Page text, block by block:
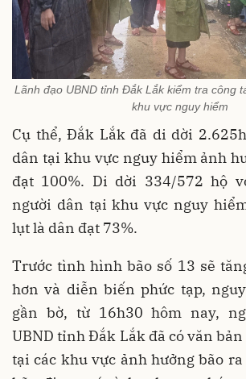
Lãnh đạo UBND tỉnh Đắk Lắk kiểm tra công
khu vực nguy hiểm
Cụ thể, Đắk Lắk đã di dời
dân tại khu vực nguy hiểm ảnh
đạt 100%. Di dời 334/572 hộ
người dân tại khu vực nguy
lụt là dân đạt 73%.
Trước tình hình bão số 13 sẽ
hơn và diễn biến phức tạp,
gần bờ, từ 16h30 hôm nay,
UBND tỉnh Đắk Lắk đã có văn
tại các khu vực ảnh hưởng bão